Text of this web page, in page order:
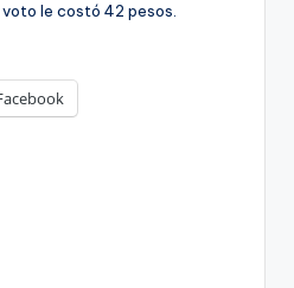
le costó 42 pesos.